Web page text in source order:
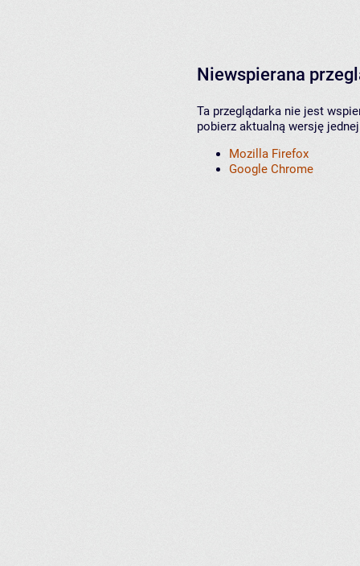
Niewspierana
Ta przeglądarka nie jest
pobierz aktualną wersję
Mozilla Firefox
Google Chrome